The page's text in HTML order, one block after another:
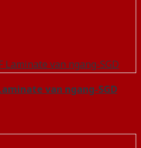
van ngang-SGD